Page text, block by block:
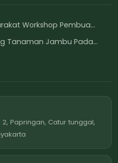
Workshop Pembua...
Tanaman Jambu Pada...
2, Papringan, Catur tunggal,